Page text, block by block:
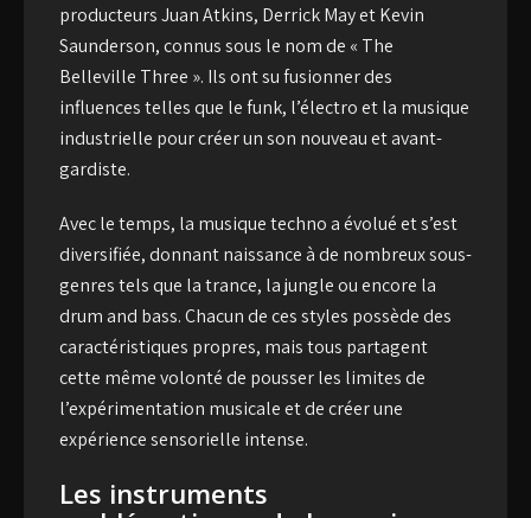
producteurs Juan Atkins, Derrick May et Kevin
Saunderson, connus sous le nom de « The
Belleville Three ». Ils ont su fusionner des
influences telles que le funk, l’électro et la musique
industrielle pour créer un son nouveau et avant-
gardiste.
Avec le temps, la musique techno a évolué et s’est
diversifiée, donnant naissance à de nombreux sous-
genres tels que la trance, la jungle ou encore la
drum and bass. Chacun de ces styles possède des
caractéristiques propres, mais tous partagent
cette même volonté de pousser les limites de
l’expérimentation musicale et de créer une
expérience sensorielle intense.
Les instruments